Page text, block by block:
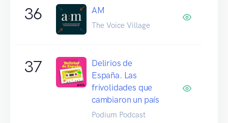
36 AM
The Voice Village
37
Delirios de
España. Las
frivolidades que
cambiaron un país
Podium Podcast